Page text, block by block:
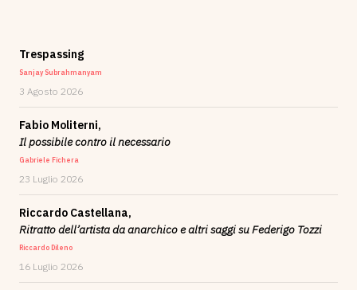
Trespassing
Sanjay Subrahmanyam
3 Agosto 2026
Fabio Moliterni,
Il possibile contro il necessario
Gabriele Fichera
23 Luglio 2026
Riccardo Castellana,
Ritratto dell’artista da anarchico e altri saggi su Federigo Tozzi
Riccardo Dileno
16 Luglio 2026